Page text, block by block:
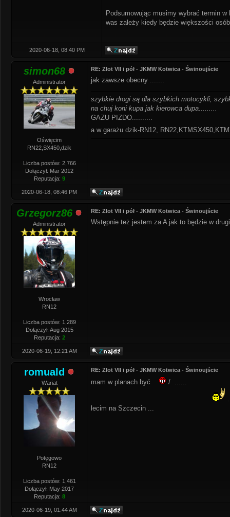
Podsumowując musimy wybrać termin
was zależy kiedy będzie większości
2020-06-18, 08:40 PM
simon68
Administrator
Oświęcim
RN22,SX450,dzik
Liczba postów: 2,766
Dołączył: Mar 2012
Reputacja: 9
RE: Zlot VII i pół - JKMW Kotwica - Świnoujście
jak zawsze obecny .......
szybkie drogi są dla szybkich motocykli,
na chuj koni kupa jak kierowca dupa.........
GAZU PIZDO..........
a w garażu dzik-RN12,
2020-06-18, 08:46 PM
Grzegorz86
Administrator
Wrocław
RN12
Liczba postów: 1,289
Dołączył: Aug 2015
Reputacja: 2
RE: Zlot VII i pół - JKMW Kotwica - Świnoujście
Wstępnie też jestem za A jak to będzie w
2020-06-19, 12:21 AM
romuald
Wariat
Potęgowo
RN12
Liczba postów: 1,461
Dołączył: May 2017
Reputacja: 8
RE: Zlot VII i pół - JKMW Kotwica - Świnoujście
mam w planach być / ......
lecim na Szczecin ...
2020-06-19, 01:44 AM